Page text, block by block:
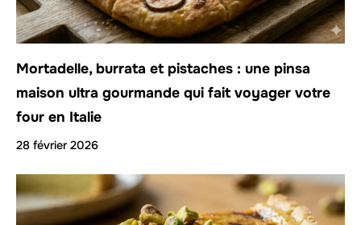
Mortadelle, burrata et pistaches : une pinsa
maison ultra gourmande qui fait voyager votre
four en Italie
28 février 2026